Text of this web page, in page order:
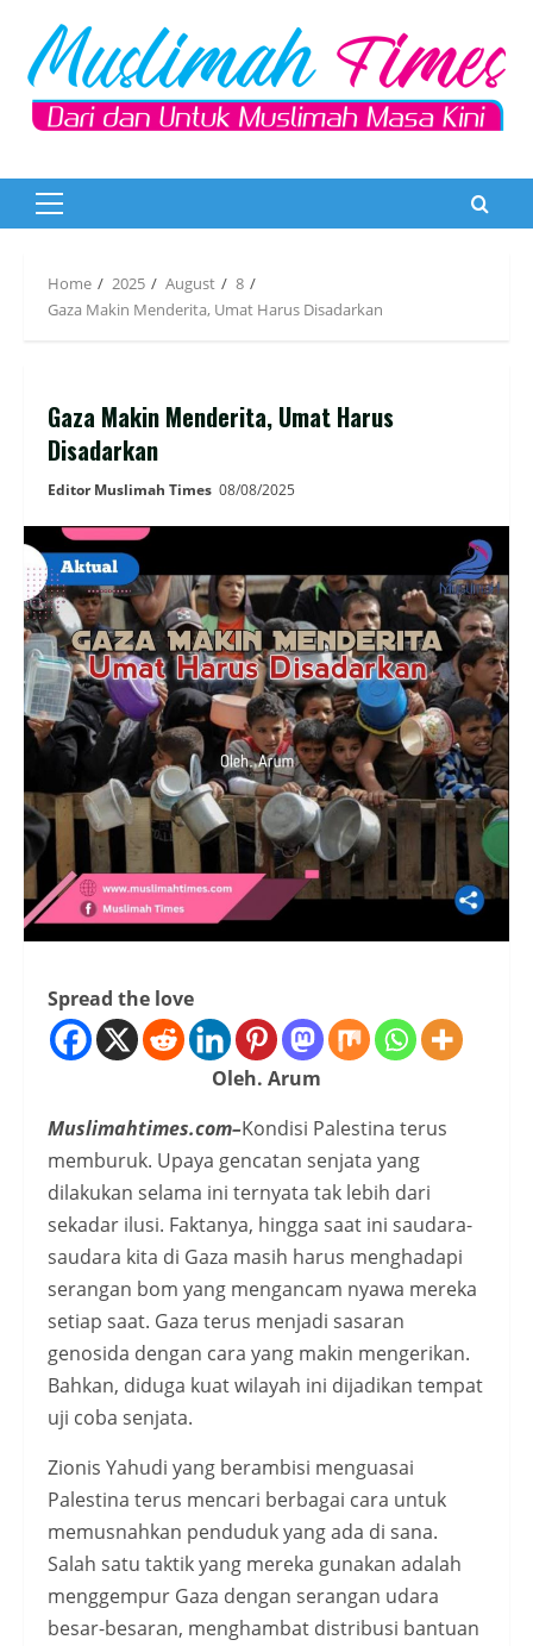
content
Primary
Home 2025 August
8
Gaza Makin Menderita, Umat Harus Disadarkan
Gaza Makin Menderita, Umat Harus
Disadarkan
Editor Muslimah Times 08/08/2025
Spread the love
Oleh. Arum
Muslimahtimes.com–Kondisi Palestina terus
memburuk. Upaya gencatan senjata yang
dilakukan selama ini ternyata tak lebih dari
sekadar ilusi. Faktanya, hingga saat ini saudara-
saudara kita di Gaza masih harus menghadapi
serangan bom yang mengancam nyawa mereka
setiap saat. Gaza terus menjadi sasaran
genosida dengan cara yang makin mengerikan.
Bahkan, diduga kuat wilayah ini dijadikan tempat
uji coba senjata.
Zionis Yahudi yang berambisi menguasai
Palestina terus mencari berbagai cara untuk
memusnahkan penduduk yang ada di sana.
Salah satu taktik yang mereka gunakan adalah
menggempur Gaza dengan serangan udara
besar-besaran, menghambat distribusi bantuan